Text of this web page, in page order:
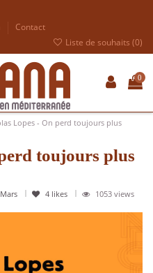
Contact
Liste de souhaits (0)
0
Lopes - On perd toujours plus
toujours plus
4 likes 1053 views